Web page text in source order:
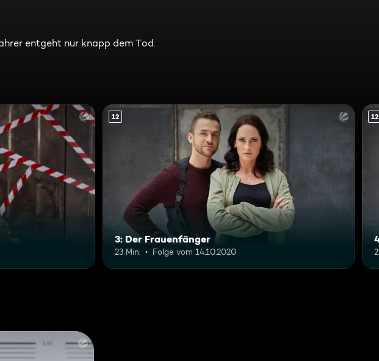
entgeht nur knapp dem Tod.
12
3: Der Frauenfänger
23 Min. Folge vom 14.10.2020
12